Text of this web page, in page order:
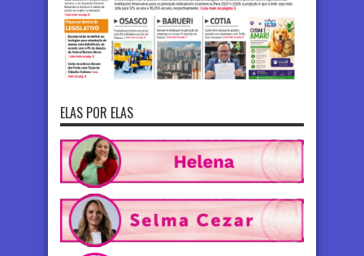
ELAS POR ELAS